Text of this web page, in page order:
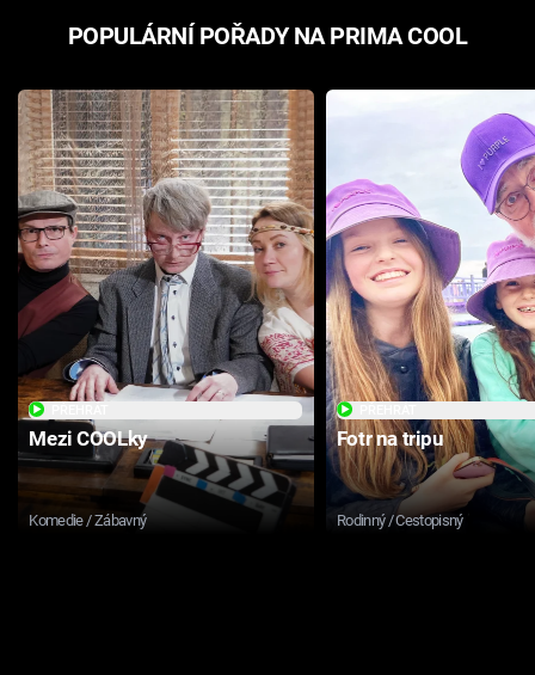
POPULÁRNÍ POŘADY NA PRIMA COOL
Mezi COOLky
Komedie / Zábavný
Fotr na tripu
Rodinný / Cestopisný